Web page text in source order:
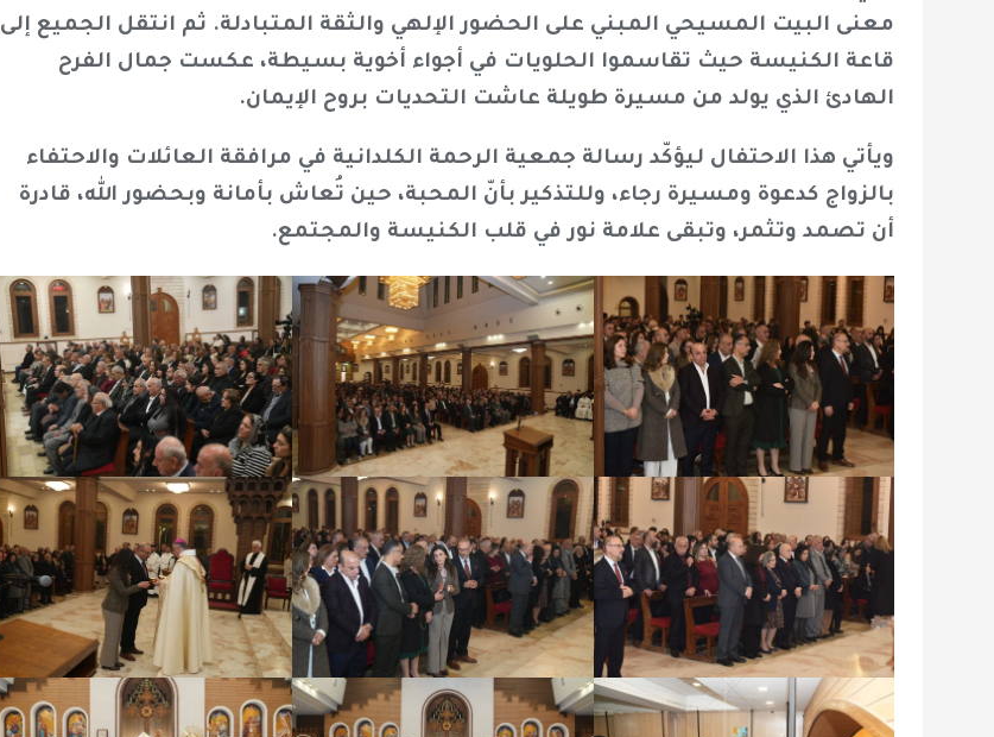
معنى البيت المسيحي المبني على الحضور الإلهي والثقة المتبادلة. ثم انتقل الجميع إلى
قاعة الكنيسة حيث تقاسموا الحلويات في أجواء أخوية بسيطة، عكست جمال الفرح
الهادئ الذي يولد من مسيرة طويلة عاشت التحديات بروح الإيمان.
ويأتي هذا الاحتفال ليؤكّد رسالة جمعية الرحمة الكلدانية في مرافقة العائلات والاحتفاء
بالزواج كدعوة ومسيرة رجاء، وللتذكير بأنّ المحبة، حين تُعاش بأمانة وبحضور الله، قادرة
أن تصمد وتثمر، وتبقى علامة نور في قلب الكنيسة والمجتمع.